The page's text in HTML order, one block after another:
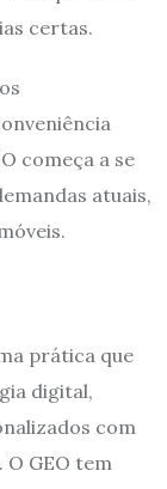
certas.
começa a se
atuais,
prática que
digital,
com
GEO tem